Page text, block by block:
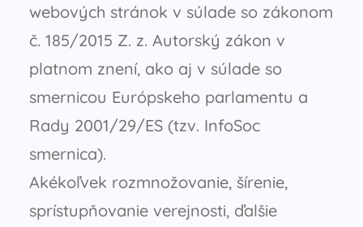
webových stránok v súlade so zákonom
č. 185/2015 Z. z. Autorský zákon v
platnom znení, ako aj v súlade so
smernicou Európskeho parlamentu a
Rady 2001/29/ES (tzv. InfoSoc
smernica).
Akékoľvek rozmnožovanie, šírenie,
sprístupňovanie verejnosti, ďalšie